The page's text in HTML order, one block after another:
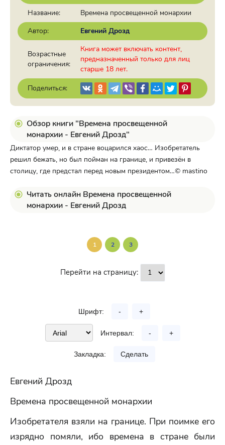
Название:
Времена просвещенной монархии
Автор:
Евгений Дрозд
Возрастные
ограничения:
Книга может включать контент,
предназначенный только для лиц
старше 18 лет.
Поделиться:
Обзор книги "Времена просвещенной
монархии - Евгений Дрозд"
Диктатор умер, и в стране воцарился хаос… Изобретатель
решил бежать, но был пойман на границе, и привезён в
столицу, где предстал перед новым президентом…© mastino
Читать онлайн Времена просвещенной
монархии - Евгений Дрозд
1 2 3
Перейти на страницу:
Шрифт: - +
Интервал: - +
Закладка: Сделать
Евгений Дрозд
Времена просвещенной монархии
Изобретателя взяли на границе. При поимке его
изрядно помяли, ибо времена в стране были